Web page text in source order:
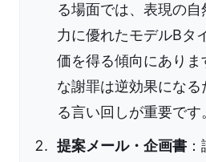
る場面では、表現の
力に優れたモデルBタ
価を得る傾向にあり
な謝罪は逆効果にな
る言い回しが重要です
提案メール・企画書